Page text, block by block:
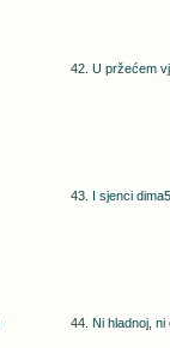
42. U pržećem
43. I sjenci
44. Ni hladnoj,